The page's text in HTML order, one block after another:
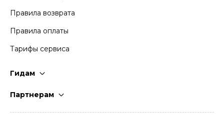
Правила возврата
Правила оплаты
Тарифы сервиса
Гидам
Партнерам